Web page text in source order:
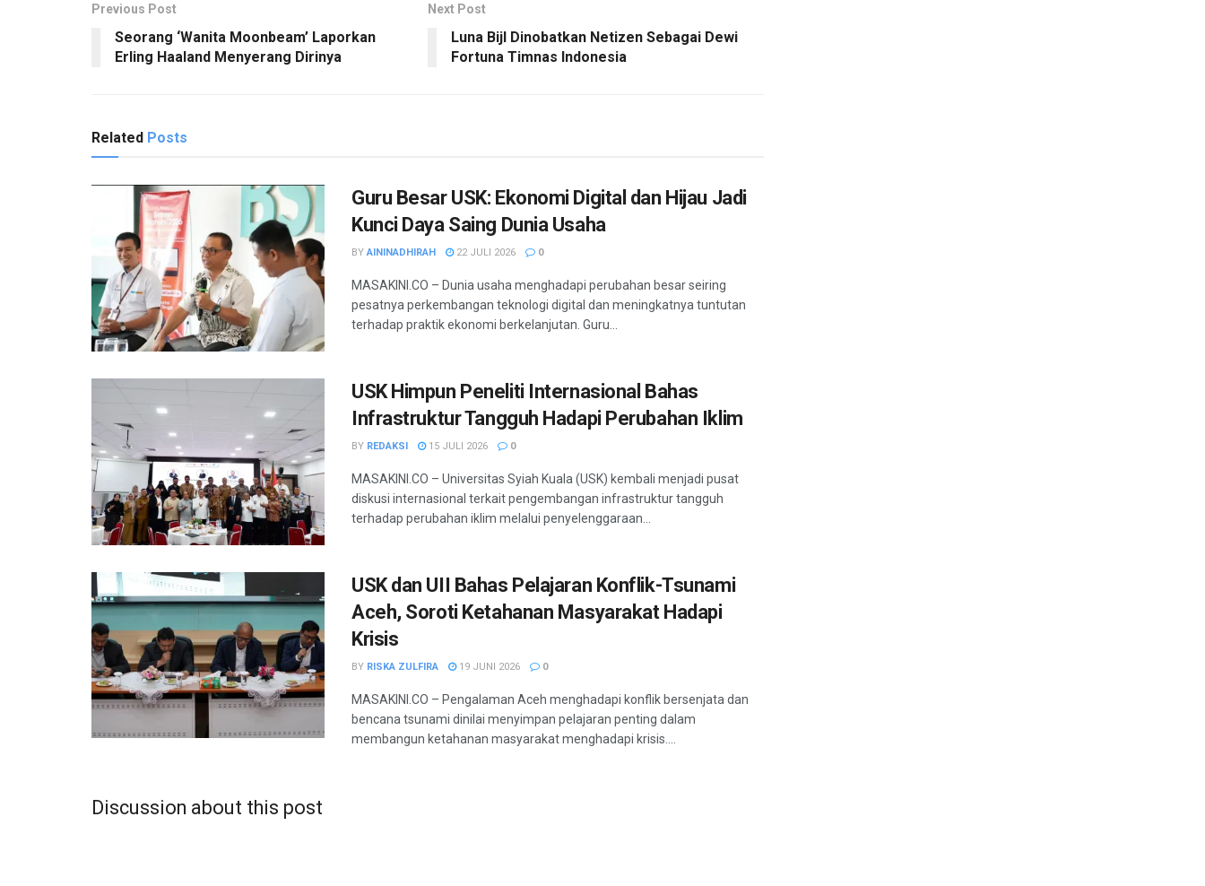
Previous Post
Seorang ‘Wanita Moonbeam’ Laporkan
Erling Haaland Menyerang Dirinya
Next Post
Luna Bijl Dinobatkan Netizen Sebagai Dewi
Fortuna Timnas Indonesia
Related Posts
Guru Besar USK: Ekonomi Digital dan Hijau Jadi
Kunci Daya Saing Dunia Usaha
BY AININADHIRAH 22 JULI 2026 0
MASAKINI.CO – Dunia usaha menghadapi perubahan besar seiring
pesatnya perkembangan teknologi digital dan meningkatnya tuntutan
terhadap praktik ekonomi berkelanjutan. Guru...
USK Himpun Peneliti Internasional Bahas
Infrastruktur Tangguh Hadapi Perubahan Iklim
BY REDAKSI 15 JULI 2026 0
MASAKINI.CO – Universitas Syiah Kuala (USK) kembali menjadi pusat
diskusi internasional terkait pengembangan infrastruktur tangguh
terhadap perubahan iklim melalui penyelenggaraan...
USK dan UII Bahas Pelajaran Konflik-Tsunami
Aceh, Soroti Ketahanan Masyarakat Hadapi
Krisis
BY RISKA ZULFIRA 19 JUNI 2026 0
MASAKINI.CO – Pengalaman Aceh menghadapi konflik bersenjata dan
bencana tsunami dinilai menyimpan pelajaran penting dalam
membangun ketahanan masyarakat menghadapi krisis....
Discussion about this post